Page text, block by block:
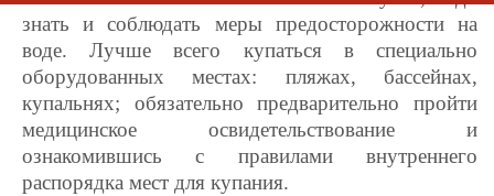
знать и соблюдать меры предосторожности на
воде. Лучше всего купаться в специально
оборудованных местах: пляжах, бассейнах,
купальнях; обязательно предварительно пройти
медицинское освидетельствование и
ознакомившись с правилами внутреннего
распорядка мест для купания.